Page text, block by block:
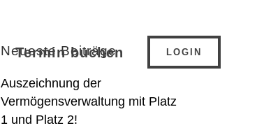
LOGIN
Termin buchen
Neueste Beiträge
Auszeichnung der
Vermögensverwaltung mit Platz
1 und Platz 2!